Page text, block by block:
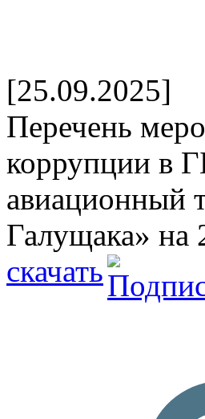
[25.09.2025]
Перечень
коррупции в
авиационный
Галущака» на
скачать